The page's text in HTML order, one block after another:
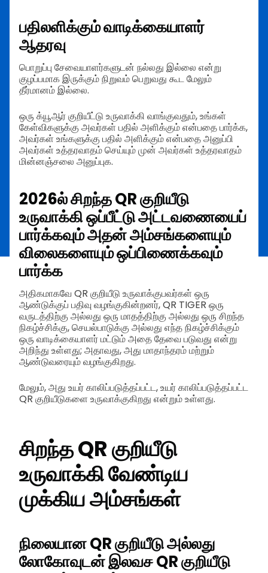
பதிலளிக்கும் வாடிக்கையாளர்
ஆதரவு
பொறுப்பு சேவையாளர்களுடன் நல்லது இல்லை என்று
குழப்பமாக இருக்கும் நிறுவம் பெறுவது கூட மேலும்
தீர்மானம் இல்லை.
ஒரு க்யூஆர் குறியீட்டு உருவாக்கி வாங்குவதும், உங்கள்
கேள்விகளுக்கு அவர்கள் பதில் அளிக்கும் என்பதை பார்க்க,
அவர்கள் உங்களுக்கு பதில் அளிக்கும் என்பதை அனுப்பி
அவர்கள் உத்தரவாதம் செய்யும் முன் அவர்கள் உத்தரவாதம்
மின்னஞ்சலை அனுப்புக.
2026ல் சிறந்த QR குறியீடு
உருவாக்கி ஒப்பீட்டு அட்டவணையைப்
பார்க்கவும் அதன் அம்சங்களையும்
விலைகளையும் ஒப்பிணைக்கவும்
பார்க்க
அதிகமாகவே QR குறியீடு உருவாக்குபவர்கள் ஒரு
ஆண்டுக்குப் பதிவு வழங்குகின்றனர், QR TIGER ஒரு
வருடத்திற்கு அல்லது ஒரு மாதத்திற்கு அல்லது ஒரு சிறந்த
நிகழ்ச்சிக்கு, செயல்பாடுக்கு அல்லது எந்த நிகழ்ச்சிக்கும்
ஒரு வாடிக்கையாளர் மட்டும் அதை தேவை படுவது என்று
அறிந்து உள்ளது; அதாவது, அது மாதாந்தரம் மற்றும்
ஆண்டுவரையும் வழங்குகிறது.
மேலும், அது உயர் காலிப்படுத்தப்பட்ட, உயர் காலிப்படுத்தப்பட்ட
QR குறியீடுகளை உருவாக்குகிறது என்றும் உள்ளது.
சிறந்த QR குறியீடு
உருவாக்கி வேண்டிய
முக்கிய அம்சங்கள்
நிலையான QR குறியீடு அல்லது
லோகோவுடன் இலவச QR குறியீடு